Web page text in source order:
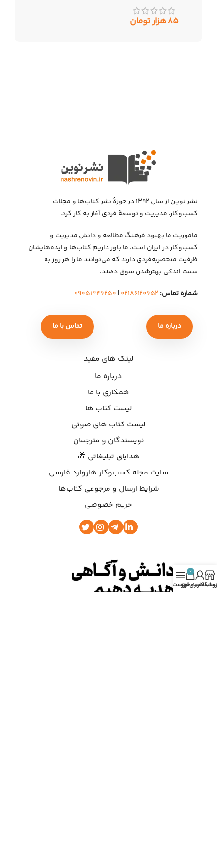
۸۵هزار تومان
نشر نوین از سال ۱۳۹۲ در حوزهٔ نشر کتاب‌ها و مجلات
کسب‌وکار، مدیریت و توسعهٔ فردی آغاز به کار کرد.
ماموریت ما بهبود فرهنگ مطالعه و دانش مدیریت و
کسب‌وکار در ایران است. ما باور داریم کتاب‌ها و ایده‌هایشان
ظرفیت منحصربه‌فردی دارند که می‌توانند ما را هر روز به
سمت اندکی بهتر‌شدن سوق دهند.
شماره تماس: ۰۲۱۸۶۱۲۰۶۵۲| ۰۹۰۵۱۴۴۶۲۵۰
درباره ما تماس با ما
لینک های مفید
درباره ما
همکاری با ما
لیست کتاب ها
لیست کتاب های صوتی
نویسندگان و مترجمان
هدایای تبلیغاتی 🎁
سایت مجله کسب‌وکار هاروارد فارسی
شرایط ارسال و مرجوعی کتاب‌ها
حریم خصوصی
کاربری من
0
سبد خرید
فهرست